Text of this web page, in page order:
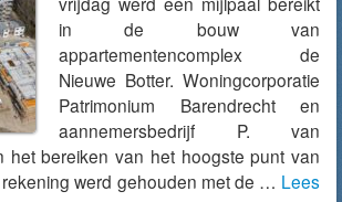
in de bouw van
appartementencomplex de
Nieuwe Botter. Woningcorporatie
Patrimonium Barendrecht en
aannemersbedrijf P. van
het bereiken van het hoogste punt van
werd gehouden met de … Lees